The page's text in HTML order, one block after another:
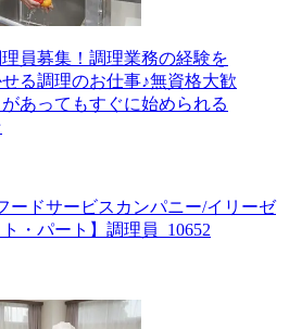
員募集！調理業務の経験を
る調理のお仕事♪無資格大歓
あってもすぐに始められる
ードサービスカンパニー/イリーゼ
・パート】調理員_10652